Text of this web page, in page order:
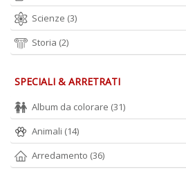
Scienze (3)
Storia (2)
SPECIALI & ARRETRATI
Album da colorare (31)
Animali (14)
Arredamento (36)